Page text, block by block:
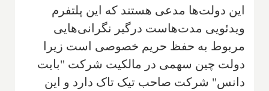
این دولت‌ها مدعی هستند که این پلتفرم
ویدئویی مدت‌هاست درگیر نگرانی‌هایی
مربوط به حفظ حریم خصوصی است زیرا
دولت چین سهمی در مالکیت شرکت "بایت
دانس" شرکت صاحب تیک تاک دارد و این